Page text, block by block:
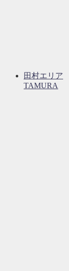
田村エリア
TAMURA